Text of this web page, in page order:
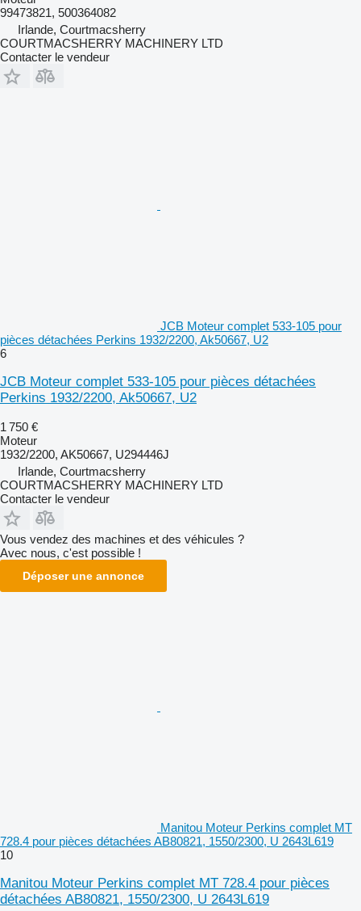
99473821, 500364082
Irlande, Courtmacsherry
COURTMACSHERRY MACHINERY LTD
Contacter le vendeur
JCB Moteur complet 533-105 pour
pièces détachées Perkins 1932/2200, Ak50667, U2
6
JCB Moteur complet 533-105 pour pièces détachées
Perkins 1932/2200, Ak50667, U2
1 750 €
Moteur
1932/2200, AK50667, U294446J
Irlande, Courtmacsherry
COURTMACSHERRY MACHINERY LTD
Contacter le vendeur
Vous vendez des machines et des véhicules ?
Avec nous, c'est possible !
Déposer une annonce
Manitou Moteur Perkins complet MT
728.4 pour pièces détachées AB80821, 1550/2300, U 2643L619
10
Manitou Moteur Perkins complet MT 728.4 pour pièces
détachées AB80821, 1550/2300, U 2643L619